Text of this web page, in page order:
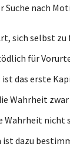
Suche nach
sich selbst
tödlich für
ist das erste
Wahrheit
Wahrheit
ist dazu